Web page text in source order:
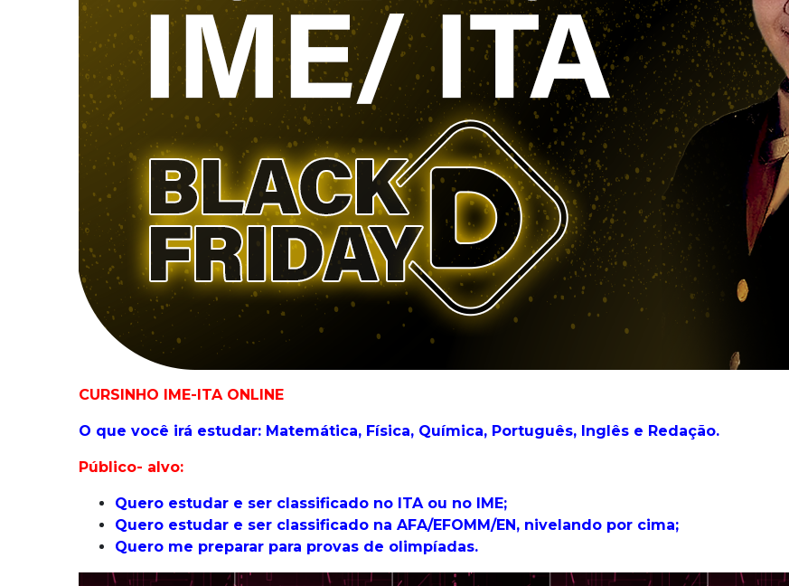
CURSINHO IME-ITA ONLINE
O que você irá estudar: Matemática, Física, Química, Português, Inglês e Redação.
Público- alvo:
Quero estudar e ser classificado no ITA ou no IME;
Quero estudar e ser classificado na AFA/EFOMM/EN, nivelando por cima;
Quero me preparar para provas de olimpíadas.